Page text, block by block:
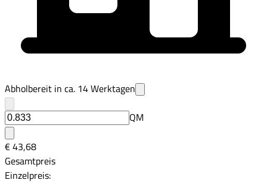
Abholbereit in ca. 14Werktagen
QM
€ 43,68
Gesamtpreis
Einzelpreis: